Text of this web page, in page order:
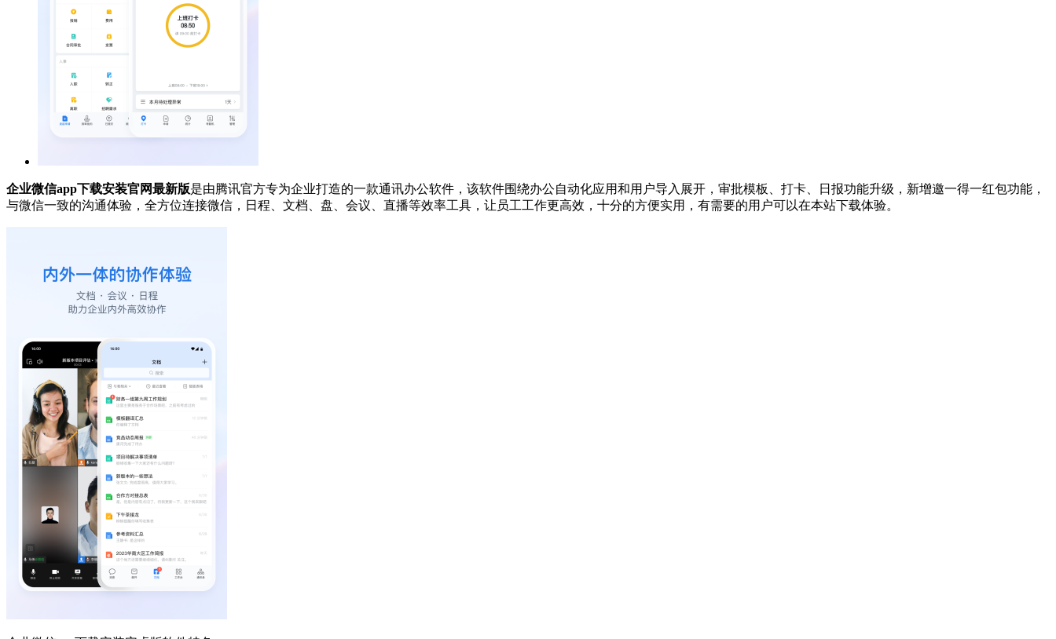
企业微信app下载安装官网最新版是由腾讯官方专为企业打造的一款通讯办公软件，该软件围绕办公自动化应用和用户导入展开，审批模板、打卡、日报功能升级，新增邀一得一红包功能，
与微信一致的沟通体验，全方位连接微信，日程、文档、盘、会议、直播等效率工具，让员工工作更高效，十分的方便实用，有需要的用户可以在本站下载体验。